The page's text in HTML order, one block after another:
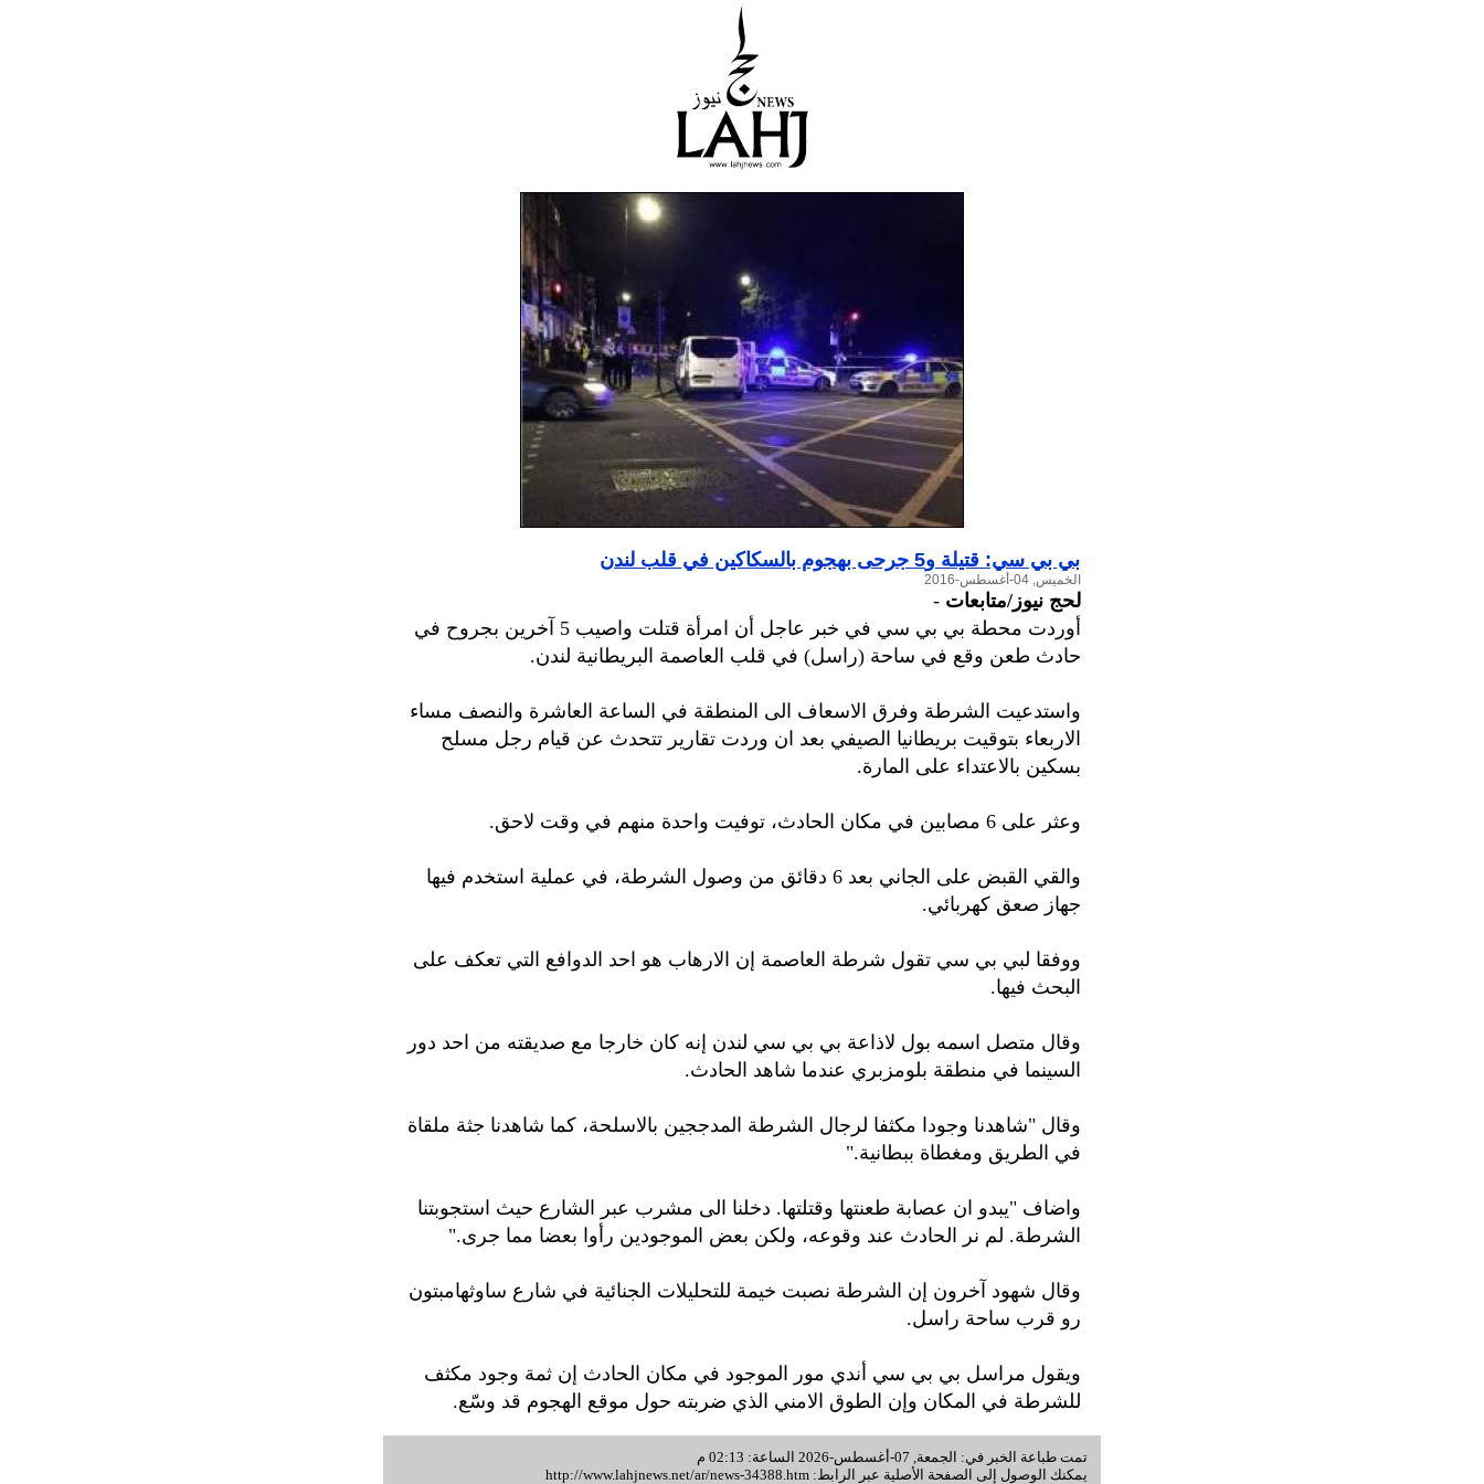
بي بي سي: قتيلة و5 جرحى بهجوم بالسكاكين في قلب لندن
الخميس, 04-أغسطس-2016
لحج نيوز/متابعات -
أوردت محطة بي بي سي في خبر عاجل أن امرأة قتلت واصيب 5 آخرين بجروح في
حادث طعن وقع في ساحة (راسل) في قلب العاصمة البريطانية لندن.
واستدعيت الشرطة وفرق الاسعاف الى المنطقة في الساعة العاشرة والنصف مساء
الاربعاء بتوقيت بريطانيا الصيفي بعد ان وردت تقارير تتحدث عن قيام رجل مسلح
بسكين بالاعتداء على المارة.
وعثر على 6 مصابين في مكان الحادث، توفيت واحدة منهم في وقت لاحق.
والقي القبض على الجاني بعد 6 دقائق من وصول الشرطة، في عملية استخدم فيها
جهاز صعق كهربائي.
ووفقا لبي بي سي تقول شرطة العاصمة إن الارهاب هو احد الدوافع التي تعكف على
البحث فيها.
وقال متصل اسمه بول لاذاعة بي بي سي لندن إنه كان خارجا مع صديقته من احد دور
السينما في منطقة بلومزبري عندما شاهد الحادث.
وقال "شاهدنا وجودا مكثفا لرجال الشرطة المدججين بالاسلحة، كما شاهدنا جثة ملقاة
في الطريق ومغطاة ببطانية."
واضاف "يبدو ان عصابة طعنتها وقتلتها. دخلنا الى مشرب عبر الشارع حيث استجوبتنا
الشرطة. لم نر الحادث عند وقوعه، ولكن بعض الموجودين رأوا بعضا مما جرى."
وقال شهود آخرون إن الشرطة نصبت خيمة للتحليلات الجنائية في شارع ساوثهامبتون
رو قرب ساحة راسل.
ويقول مراسل بي بي سي أندي مور الموجود في مكان الحادث إن ثمة وجود مكثف
للشرطة في المكان وإن الطوق الامني الذي ضربته حول موقع الهجوم قد وسّع.
تمت طباعة الخبر في: الجمعة, 07-أغسطس-2026 الساعة: 02:13 م
يمكنك الوصول إلى الصفحة الأصلية عبر الرابط: http://www.lahjnews.net/ar/news-34388.htm